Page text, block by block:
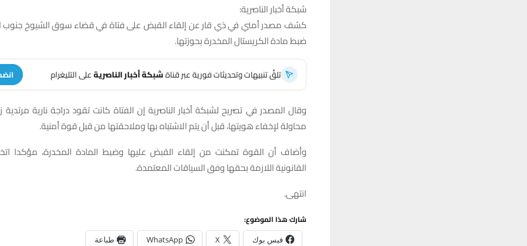
شبكة أخبار الناصرية:
كشف مصدر أمني في ذي قار عن إلقاء القبض على فتاة في قضاء سوق الشيوخ جنوب
ضبط مادة الكريستال المخدرة بحوزتها.
تلقَّ تنبيهات وتحديثات فورية عبر قناةشبكة أخبار الناصريةعلى التليغرام
وقال المصدر في تصريح لشبكة أخبار الناصرية إن الفتاة كانت تقود دراجة نارية
محاولة لإخفاء هويتها، قبل أن يتم الاشتباه بها وملاحقتها من قبل قوة أمنية.
وأضاف أن القوة تمكنت من إلقاء القبض عليها وضبط المادة المخدرة، مؤكدا
القانونية اللازمة بحقها وفق السياقات المعتمدة.
انتهى.
شارك هذا الموضوع:
فيس بوك X
WhatsApp طباعة